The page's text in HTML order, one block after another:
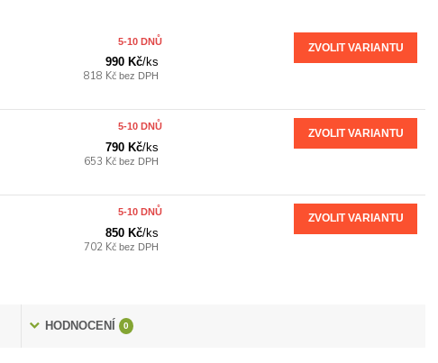
990 Kč/ks
818 Kč bez DPH
5-10 DNŮ
ZVOLIT VARIANTU
790 Kč/ks
653 Kč bez DPH
5-10 DNŮ
ZVOLIT VARIANTU
850 Kč/ks
702 Kč bez DPH
5-10 DNŮ
ZVOLIT VARIANTU
HODNOCENÍ 0